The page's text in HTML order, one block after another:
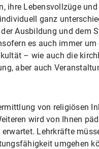
ihre Lebensvollzüge
ganz
Ausbildung und dem
es auch immer
– wie auch die
aber auch
von religiö­sen
wird von Ihnen
Lehrkräfte
umgehen